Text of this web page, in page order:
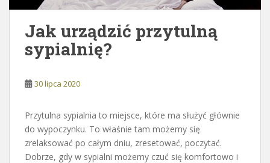
Jak urządzić przytulną
sypialnię?
30 lipca 2020
Przytulna sypialnia to miejsce, które ma służyć głównie
do wypoczynku. To właśnie tam możemy się
zrelaksować po całym dniu, zresetować, poczytać.
Dobrze, gdy w sypialni możemy czuć się komfortowo i